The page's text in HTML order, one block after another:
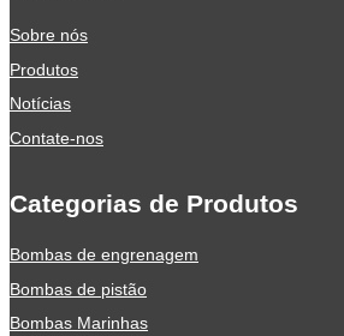
Sobre nós
Produtos
Notícias
Contate-nos
Categorias de Produtos
Bombas de engrenagem
Bombas de pistão
Bombas Marinhas